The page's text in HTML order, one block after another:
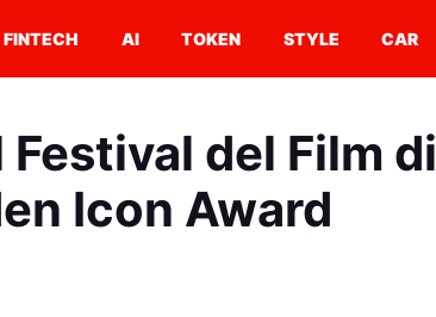
FINTECH AI TOKEN STYLE CAR
del Film di
Icon Award